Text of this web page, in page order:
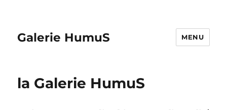
Galerie HumuS MENU
la Galerie HumuS